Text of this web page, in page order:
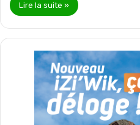
Lire la suite »